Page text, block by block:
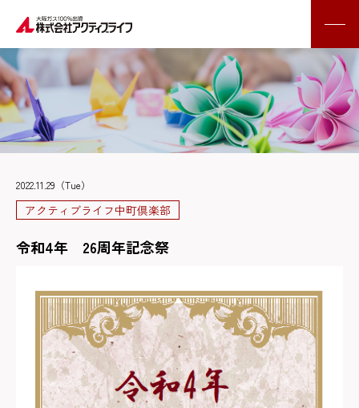
2022.11.29（Tue）
アクティブライフ中町倶楽部
令和4年 26周年記念祭